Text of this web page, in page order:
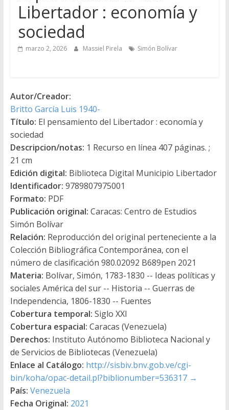
Libertador : economía y
sociedad
marzo 2, 2026 Massiel Pirela Simón Bolívar
Autor/Creador:
Britto García Luis 1940-
Título: El pensamiento del Libertador : economía y
sociedad
Descripcion/notas: 1 Recurso en línea 407 páginas. ;
21 cm
Edición digital: Biblioteca Digital Municipio Libertador
Identificador: 9789807975001
Formato: PDF
Publicación original: Caracas: Centro de Estudios
Simón Bolívar
Relación: Reproducción del original perteneciente a la
Colección Bibliográfica Contemporánea, con el
número de clasificación 980.02092 B689pen 2021
Materia: Bolívar, Simón, 1783-1830 -- Ideas políticas y
sociales América del sur -- Historia -- Guerras de
Independencia, 1806-1830 -- Fuentes
Cobertura temporal: Siglo XXI
Cobertura espacial: Caracas (Venezuela)
Derechos: Instituto Autónomo Biblioteca Nacional y
de Servicios de Bibliotecas (Venezuela)
Enlace al Catálogo: http://sisbiv.bnv.gob.ve/cgi-
bin/koha/opac-detail.pl?biblionumber=536317 →
País: Venezuela
Fecha Original: 2021